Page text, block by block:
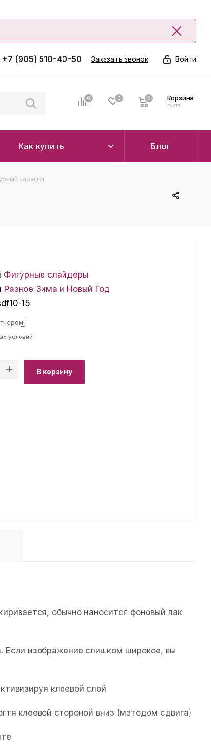
Войти
+7 (905) 510-40-50 Заказать звонок
0 0 Корзина
0
пуста
0
Как купить Блог
Барашки
Фигурные слайдеры
Разное Зима и Новый Год
15
условий
В корзину
обычно наносится фоновый лак
Если изображение слишком широкое, вы
клеевой слой
клеевой стороной вниз (методом сдвига)